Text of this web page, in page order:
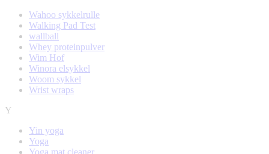
Wahoo sykkelrulle
Walking Pad Test
wallball
Whey proteinpulver
Wim Hof
Winora elsykkel
Woom sykkel
Wrist wraps
Y
Yin yoga
Yoga
Yoga mat cleaner